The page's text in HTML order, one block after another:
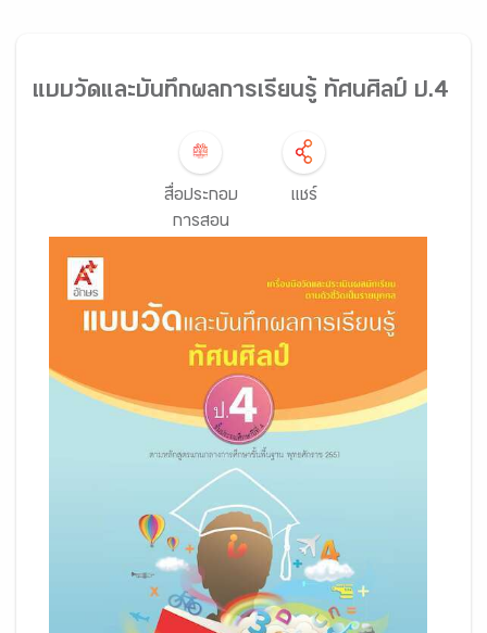
แบบวัดและบันทึกผลการเรียนรู้ ทัศนศิลป์ ป.4
สื่อประกอบ
การสอน
แชร์